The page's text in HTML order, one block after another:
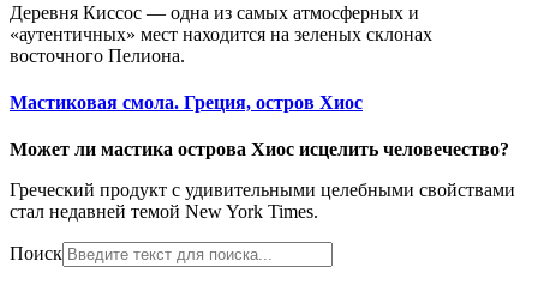
Деревня Киссос — одна из самых атмосферных и
«аутентичных» мест находится на зеленых склонах
восточного Пелиона.
Мастиковая смола. Греция, остров Хиос
Может ли мастика острова Хиос исцелить человечество?
Греческий продукт с удивительными целебными свойствами
стал недавней темой New York Times.
Поиск